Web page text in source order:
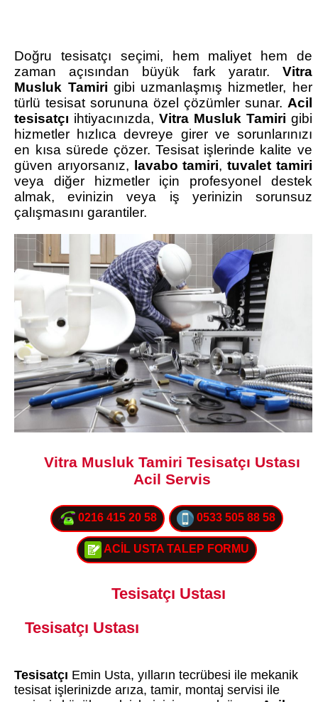
Doğru tesisatçı seçimi, hem maliyet hem de
zaman açısından büyük fark yaratır. Vitra
Musluk Tamiri gibi uzmanlaşmış hizmetler, her
türlü tesisat sorununa özel çözümler sunar. Acil
tesisatçı ihtiyacınızda,Vitra Musluk Tamiri gibi
hizmetler hızlıca devreye girer ve sorunlarınızı
en kısa sürede çözer. Tesisat işlerinde kalite ve
güven arıyorsanız, lavabo tamiri, tuvalet tamiri
veya diğer hizmetler için profesyonel destek
almak, evinizin veya iş yerinizin sorunsuz
çalışmasını garantiler.
Vitra Musluk Tamiri Tesisatçı Ustası
Acil Servis
0216 415 20 58 0533 505 88 58
ACİL USTA TALEP FORMU
Tesisatçı Ustası
Tesisatçı Ustası
Tesisatçı Emin Usta, yılların tecrübesi ile mekanik
tesisat işlerinizde arıza, tamir, montaj servisi ile